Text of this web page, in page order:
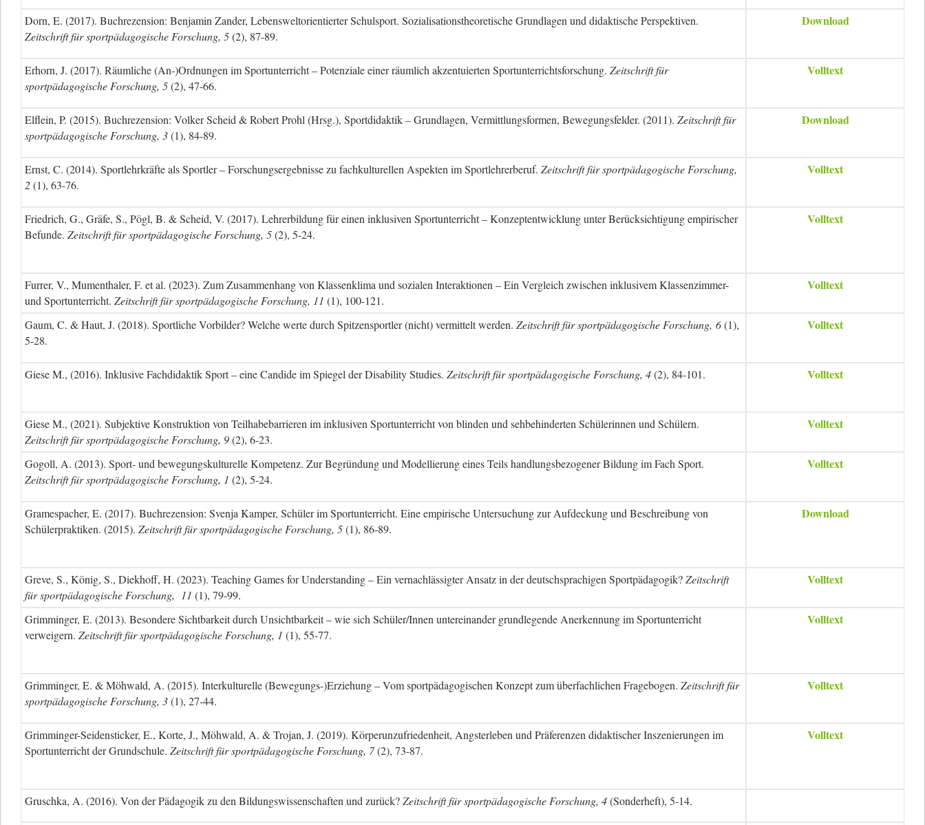
Dorn, E. (2017). Buchrezension: Benjamin Zander, Lebensweltorientierter Schulsport. Sozialisationstheoretische Grundlagen und didaktische Perspektiven.
Zeitschrift für sportpädagogische Forschung, 5(2), 87-89.
Download
Erhorn, J. (2017). Räumliche (An-)Ordnungen im Sportunterricht – Potenziale einer räumlich akzentuierten Sportunterrichtsforschung. Zeitschrift für
sportpädagogische Forschung, 5(2), 47-66.
Volltext
Elflein, P. (2015). Buchrezension: Volker Scheid & Robert Prohl (Hrsg.), Sportdidaktik – Grundlagen, Vermittlungsformen, Bewegungsfelder. (2011). Zeitschrift für
sportpädagogische Forschung, 3(1), 84-89.
Download
Ernst, C. (2014). Sportlehrkräfte als Sportler – Forschungsergebnisse zu fachkulturellen Aspekten im Sportlehrerberuf. Zeitschrift für sportpädagogische Forschung,
2(1), 63-76.
Volltext
Friedrich, G., Gräfe, S., Pögl, B. & Scheid, V. (2017). Lehrerbildung für einen inklusiven Sportunterricht – Konzeptentwicklung unter Berücksichtigung empirischer
Befunde. Zeitschrift für sportpädagogische Forschung, 5(2), 5-24.
Volltext
Furrer, V., Mumenthaler, F. et al. (2023). Zum Zusammenhang von Klassenklima und sozialen Interaktionen – Ein Vergleich zwischen inklusivem Klassenzimmer-
und Sportunterricht. Zeitschrift für sportpädagogische Forschung, 11 (1), 100-121.
Volltext
Gaum, C. & Haut, J. (2018). Sportliche Vorbilder? Welche werte durch Spitzensportler (nicht) vermittelt werden. Zeitschrift für sportpädagogische Forschung, 6(1),
5-28.
Volltext
Giese M., (2016). Inklusive Fachdidaktik Sport – eine Candide im Spiegel der Disability Studies. Zeitschrift für sportpädagogische Forschung, 4(2), 84-101. Volltext
Giese M., (2021). Subjektive Konstruktion von Teilhabebarrieren im inklusiven Sportunterricht von blinden und sehbehinderten Schülerinnen und Schülern.
Zeitschrift für sportpädagogische Forschung, 9(2), 6-23.
Volltext
Gogoll, A. (2013). Sport- und bewegungskulturelle Kompetenz. Zur Begründung und Modellierung eines Teils handlungsbezogener Bildung im Fach Sport.
Zeitschrift für sportpädagogische Forschung, 1 (2), 5-24.
Volltext
Gramespacher, E. (2017). Buchrezension: Svenja Kamper, Schüler im Sportunterricht. Eine empirische Untersuchung zur Aufdeckung und Beschreibung von
Schülerpraktiken. (2015). Zeitschrift für sportpädagogische Forschung, 5(1), 86-89.
Download
Greve, S., König, S., Diekhoff, H. (2023). Teaching Games for Understanding – Ein vernachlässigter Ansatz in der deutschsprachigen Sportpädagogik?Zeitschrift
für sportpädagogische Forschung, 11 (1), 79-99.
Volltext
Grimminger, E. (2013). Besondere Sichtbarkeit durch Unsichtbarkeit – wie sich Schüler/Innen untereinander grundlegende Anerkennung im Sportunterricht
verweigern. Zeitschrift für sportpädagogische Forschung, 1 (1), 55-77.
Volltext
Grimminger, E. & Möhwald, A. (2015). Interkulturelle (Bewegungs-)Erziehung – Vom sportpädagogischen Konzept zum überfachlichen Fragebogen. Zeitschrift für
sportpädagogische Forschung, 3(1), 27-44.
Volltext
Grimminger-Seidensticker, E., Korte, J., Möhwald, A. & Trojan, J. (2019). Körperunzufriedenheit, Angsterleben und Präferenzen didaktischer Inszenierungen im
Sportunterricht der Grundschule. Zeitschrift für sportpädagogische Forschung, 7(2), 73-87.
Volltext
Gruschka, A. (2016). Von der Pädagogik zu den Bildungswissenschaften und zurück?Zeitschrift für sportpädagogische Forschung, 4(Sonderheft), 5-14.